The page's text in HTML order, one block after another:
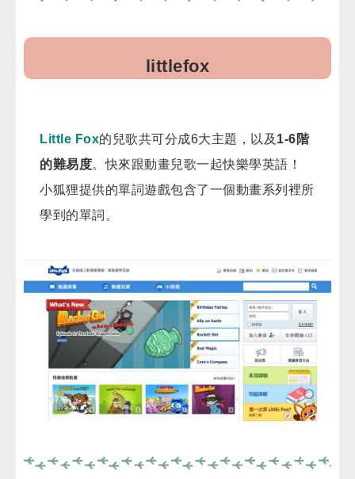
littlefox
Little Fox的兒歌共可分成6大主題，以及 1-6階
的難易度。快來跟動畫兒歌一起快樂學英語！
小狐狸提供的單詞遊戲包含了一個動畫系列裡所
學到的單詞。